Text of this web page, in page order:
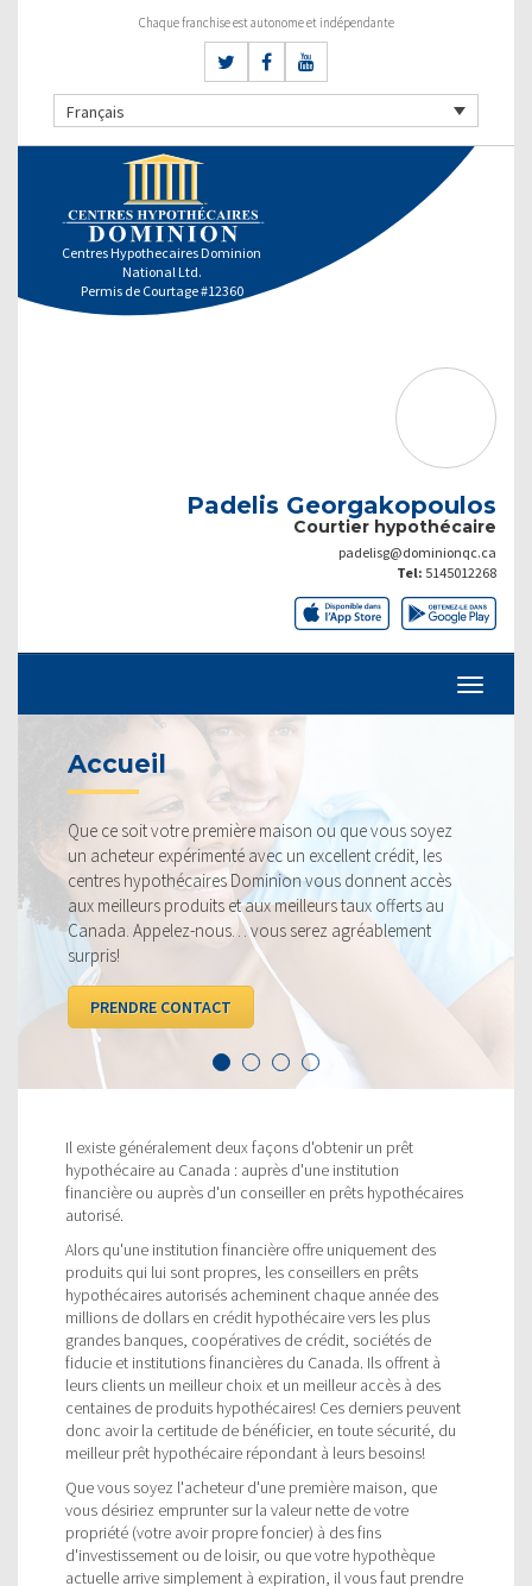
Chaque franchise est autonome et indépendante
Français
Centres Hypothecaires Dominion
National Ltd.
Permis de Courtage #12360
Padelis Georgakopoulos
Courtier hypothécaire
padelisg@dominionqc.ca
Tel: 5145012268
première maison ou que vous soyez
avec un excellent crédit, les
Dominion vous donnent accès
et aux meilleurs taux offerts au
nous… vous serez agréablement
Nos taux sont
fiers de pouvoir
profitable. Jetez un
la concurrence.
VOIR LES TAUX
Il existe généralement deux façons d'obtenir un prêt
hypothécaire au Canada : auprès d'une institution
financière ou auprès d'un conseiller en prêts hypothécaires
autorisé.
Alors qu'une institution financière offre uniquement des
produits qui lui sont propres, les conseillers en prêts
hypothécaires autorisés acheminent chaque année des
millions de dollars en crédit hypothécaire vers les plus
grandes banques, coopératives de crédit, sociétés de
fiducie et institutions financières du Canada. Ils offrent à
leurs clients un meilleur choix et un meilleur accès à des
centaines de produits hypothécaires! Ces derniers peuvent
donc avoir la certitude de bénéficier, en toute sécurité, du
meilleur prêt hypothécaire répondant à leurs besoins!
Que vous soyez l'acheteur d'une première maison, que
vous désiriez emprunter sur la valeur nette de votre
propriété (votre avoir propre foncier) à des fins
d'investissement ou de loisir, ou que votre hypothèque
actuelle arrive simplement à expiration, il vous faut prendre